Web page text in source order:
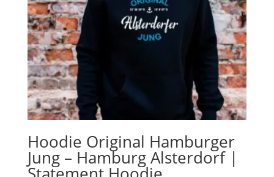
Hoodie Original Hamburger
Jung – Hamburg Alsterdorf |